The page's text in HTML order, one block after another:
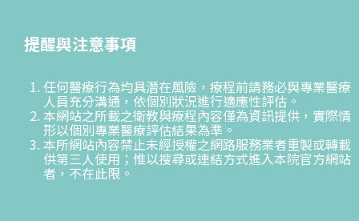
提醒與注意事項
任何醫療行為均具潛在風險，療程前請務必與專業醫療
人員充分溝通，依個別狀況進行適應性評估。
本網站之所載之衛教與療程內容僅為資訊提供，實際情
形以個別專業醫療評估結果為準。
本所網站內容禁止未經授權之網路服務業者重製或轉載
供第三人使用；惟以搜尋或連結方式進入本院官方網站
者，不在此限。